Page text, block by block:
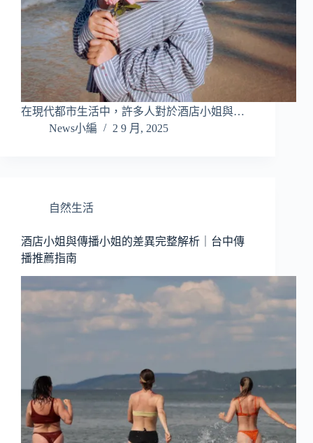
在現代都市生活中，許多人對於酒店小姐與…
News小編
2 9 月, 2025
自然生活
酒店小姐與傳播小姐的差異完整解析｜台中傳
播推薦指南